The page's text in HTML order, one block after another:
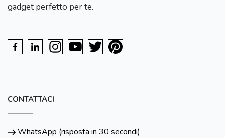
gadget perfetto per te.
CONTATTACI
WhatsApp (risposta in 30 secondi)